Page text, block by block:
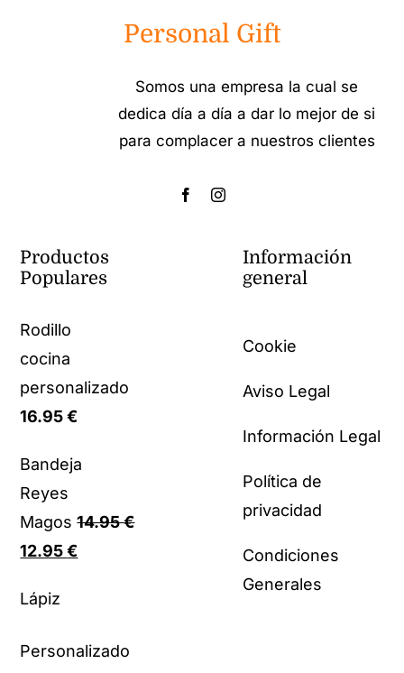
Personal Gift
Somos una empresa la cual se
dedica día a día a dar lo mejor de si
para complacer a nuestros clientes
Productos
Populares
Rodillo
cocina
personalizado
16.95€
Bandeja
Reyes
Magos 14.95€
El
original
12.95€El
Lápiz
Personalizado
Información
general
Cookie
Aviso Legal
Información Legal
Política de
privacidad
Condiciones
Generales